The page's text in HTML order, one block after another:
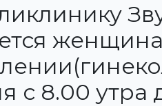
с 8.00 утра